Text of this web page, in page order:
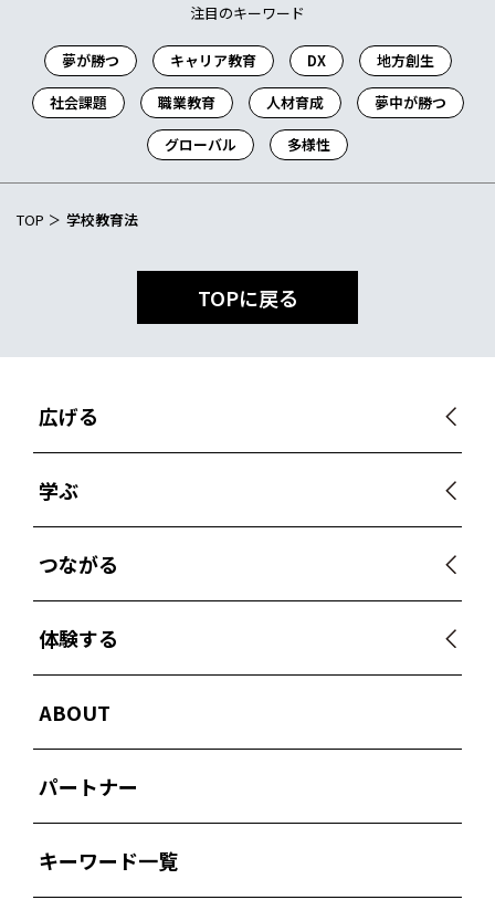
注目のキーワード
夢が勝つ キャリア教育 DX
地方創生
社会課題
職業教育 人材育成
夢中が勝つ
グローバル
多様性
TOP 学校教育法
TOPに戻る
広げる
学ぶ
つながる
体験する
ABOUT
パートナー
キーワード一覧